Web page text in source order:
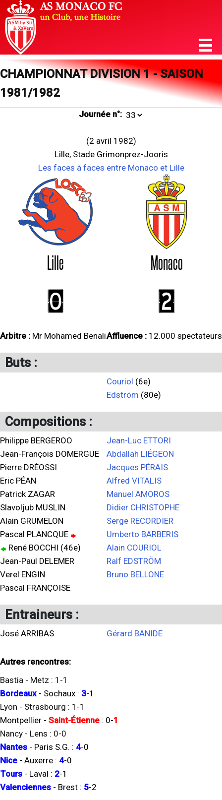
CHAMPIONNAT DIVISION 1 - SAISON
1981/1982
Journée n°:
(2 avril 1982)
Lille, Stade Grimonprez-Jooris
Les faces à faces entre Monaco et Lille
Lille Monaco
0 2
Arbitre : Mr Mohamed BenaliAffluence : 12.000 spectateurs
Buts :
Couriol (6e)
Edström (80e)
Compositions :
Philippe BERGEROO
Jean-François DOMERGUE
Pierre DRÉOSSI
Eric PÉAN
Patrick ZAGAR
Slavoljub MUSLIN
Alain GRUMELON
Pascal PLANCQUE
René BOCCHI (46e)
Jean-Paul DELEMER
Verel ENGIN
Pascal FRANÇOISE
Jean-Luc ETTORI
Abdallah LIÉGEON
Jacques PÉRAIS
Alfred VITALIS
Manuel AMOROS
Didier CHRISTOPHE
Serge RECORDIER
Umberto BARBERIS
Alain COURIOL
Ralf EDSTRÖM
Bruno BELLONE
Entraineurs :
José ARRIBAS Gérard BANIDE
Autres rencontres:
Bastia - Metz : 1 -1
Bordeaux - Sochaux : 3-1
Lyon - Strasbourg : 1 -1
Montpellier - Saint-Étienne : 0-1
Nancy - Lens : 0-0
Nantes - Paris S.G. : 4-0
Nice - Auxerre : 4-0
Tours - Laval : 2-1
Valenciennes - Brest : 5-2